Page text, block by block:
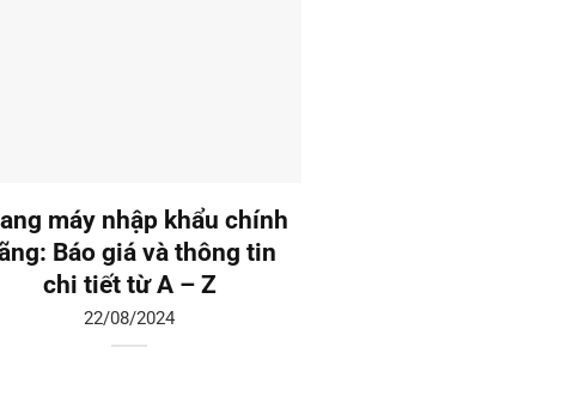
máy nhập khẩu chính
Báo giá và thông tin
chi tiết từ A – Z
22/08/2024